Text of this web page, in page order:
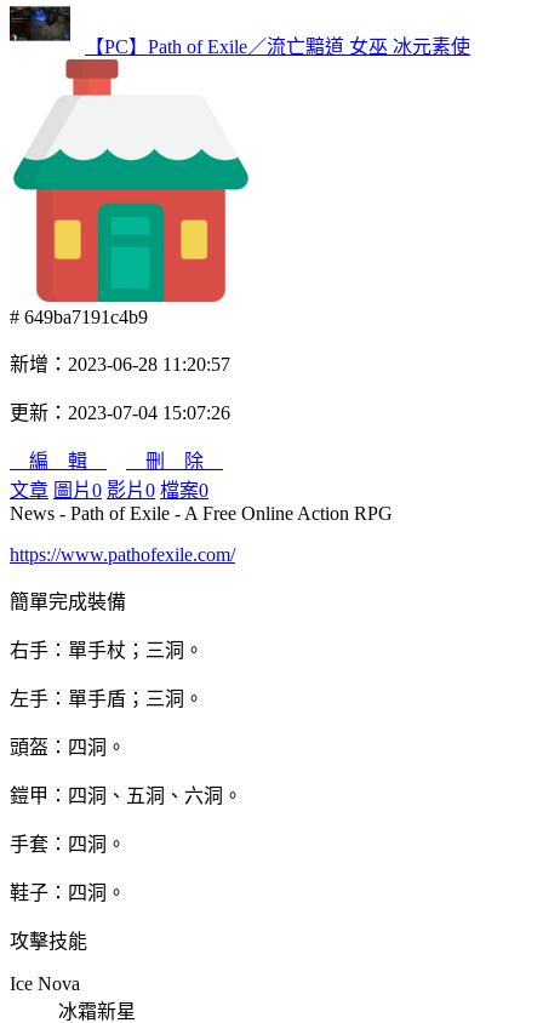
【PC】Path of Exile／流亡黯道 女巫 冰元素使
# 649ba7191c4b9
新增：2023-06-28 11:20:57
更新：2023-07-04 15:07:26
編 輯
刪 除
文章 圖片0 影片0 檔案0
News - Path of Exile - A Free Online Action RPG
https://www.pathofexile.com/
簡單完成裝備
右手：單手杖；三洞。
左手：單手盾；三洞。
頭盔：四洞。
鎧甲：四洞、五洞、六洞。
手套：四洞。
鞋子：四洞。
攻擊技能
Ice Nova
冰霜新星